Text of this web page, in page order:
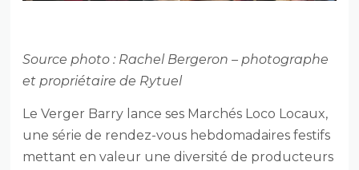
Source photo : Rachel Bergeron – photographe
et propriétaire de Rytuel
Le Verger Barry lance ses Marchés Loco Locaux,
une série de rendez-vous hebdomadaires festifs
mettant en valeur une diversité de producteurs